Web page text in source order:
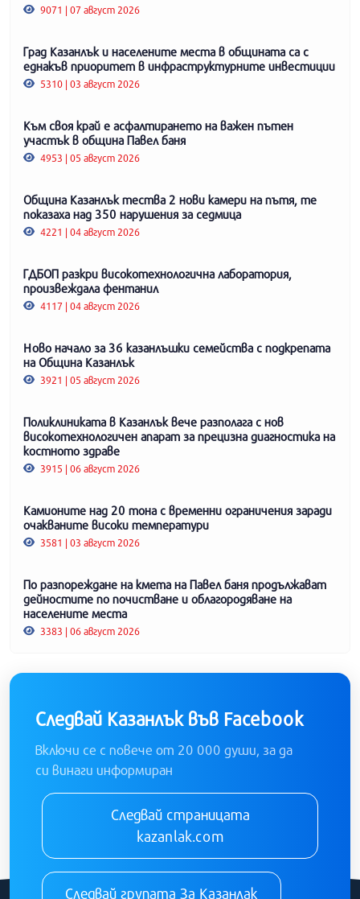
9071 | 07 август 2026
Град Казанлък и населените места в общината са с
еднакъв приоритет в инфраструктурните инвестиции
5310 | 03 август 2026
Към своя край е асфалтирането на важен пътен
участък в община Павел баня
4953 | 05 август 2026
Община Казанлък тества 2 нови камери на пътя, те
показаха над 350 нарушения за седмица
4221 | 04 август 2026
ГДБОП разкри високотехнологична лаборатория,
произвеждала фентанил
4117 | 04 август 2026
Ново начало за 36 казанлъшки семейства с подкрепата
на Община Казанлък
3921 | 05 август 2026
Поликлиниката в Казанлък вече разполага с нов
високотехнологичен апарат за прецизна диагностика на
костното здраве
3915 | 06 август 2026
Камионите над 20 тона с временни ограничения заради
очакваните високи температури
3581 | 03 август 2026
По разпореждане на кмета на Павел баня продължават
дейностите по почистване и облагородяване на
населените места
3383 | 06 август 2026
Следвай Казанлък във Facebook
Включи се с повече от 20 000 души, за да
си винаги информиран
Следвай страницата
kazanlak.com
Следвай групата За Казанлак